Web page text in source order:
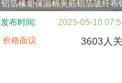
发布时间:
2025-05-10
价格面议
3603人